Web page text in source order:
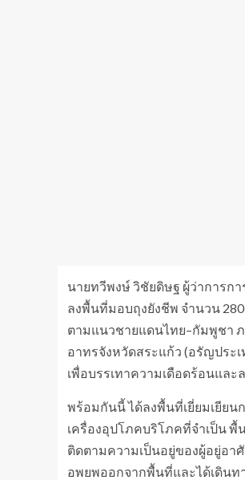
นายทวีพงษ์ วิชัยดิษฐ ผู้ว่าการก
ลงพื้นที่มอบถุงยังชีพ จำนวน
ตามแนวชายแดนไทย–กัมพูชา
อาทรจังหวัดสระแก้ว (อรัญปร
เพื่อบรรเทาความเดือดร้อนแล
พร้อมกันนี้ ได้ลงพื้นที่เยี่ยมเยียน
เครื่องอุปโภคบริโภคที่จำเป็น พื้
ติดตามความเป็นอยู่ของผู้อยู่อา
อพยพออกจากพื้นที่และได้เดินท